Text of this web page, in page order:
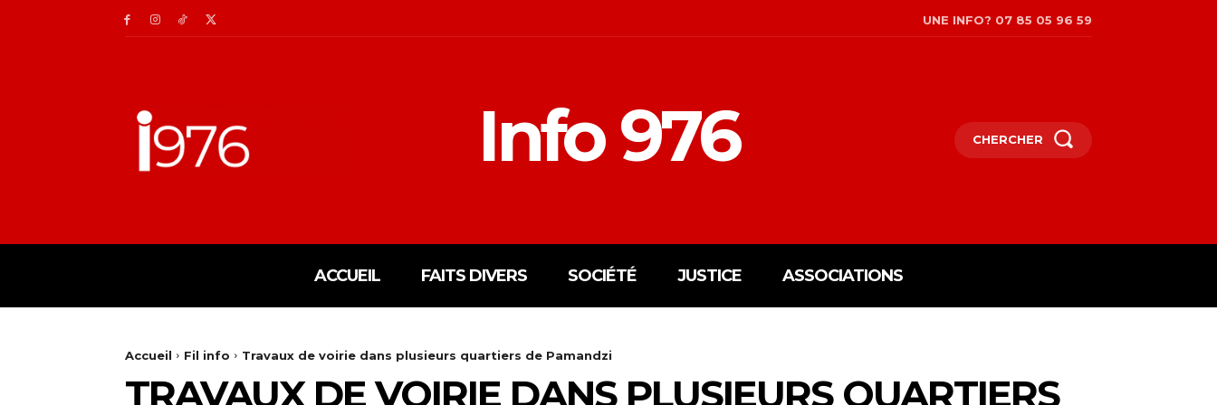
UNE INFO? 07 85 05 96 59
Info 976 CHERCHER
ACCUEIL FAITS DIVERS SOCIÉTÉ JUSTICE ASSOCIATIONS
Accueil Fil info Travaux de voirie dans plusieurs quartiers de Pamandzi
TRAVAUX DE VOIRIE DANS PLUSIEURS QUARTIERS